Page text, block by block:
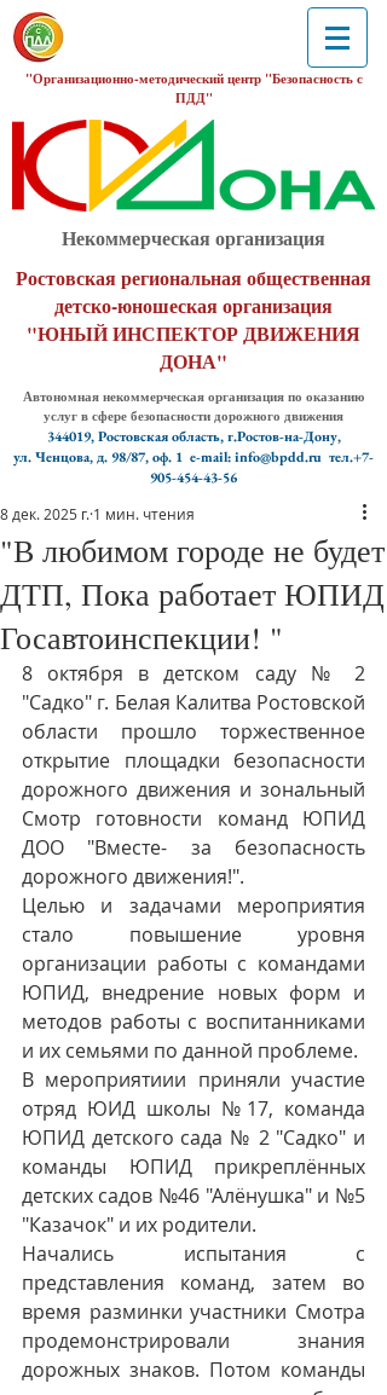
"Организационно-методический центр "Безопасность с
ПДД"
Некоммерческая организация
Ростовская региональная общественная
детско-юношеская организация
"ЮНЫЙ ИНСПЕКТОР ДВИЖЕНИЯ
ДОНА"
Автономная некоммерческая организация по оказанию
услуг в сфере безопасности дорожного движения
344019, Ростовская область, г.Ростов-на-Дону,
ул. Ченцова, д. 98/87, оф. 1 e-mail: info@bpdd.ru тел.+7-
905-454-43-56
"В любимом городе не будет
ДТП, Пока работает ЮПИД
Госавтоинспекции! "
8 дек. 2025 г. 1 мин. чтения
8 октября в детском саду № 2
"Садко" г. Белая Калитва Ростовской
области прошло торжественное
открытие площадки безопасности
дорожного движения и зональный
Смотр готовности команд ЮПИД
ДОО "Вместе- за безопасность
дорожного движения!".
Целью и задачами мероприятия
стало повышение уровня
организации работы с командами
ЮПИД, внедрение новых форм и
методов работы с воспитанниками
и их семьями по данной проблеме.
В мероприятиии приняли участие
отряд ЮИД школы №17, команда
ЮПИД детского сада № 2 "Садко" и
команды ЮПИД прикреплённых
детских садов №46 "Алёнушка" и №5
"Казачок" и их родители.
Начались испытания с
представления команд, затем во
время разминки участники Смотра
продемонстрировали знания
дорожных знаков. Потом команды